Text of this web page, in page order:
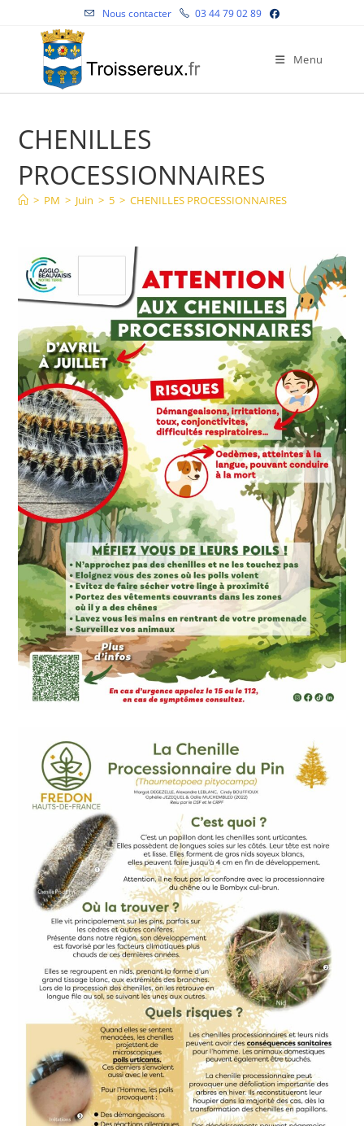
Nous contacter 03 44 79 02 89
Menu
CHENILLES
PROCESSIONNAIRES
> PM > Juin > 5 > CHENILLES PROCESSIONNAIRES